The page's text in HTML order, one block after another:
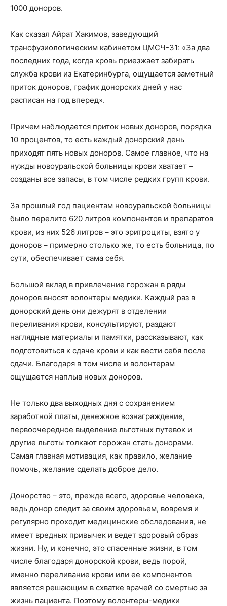
1000 доноров.
Как сказал Айрат Хакимов, заведующий
трансфузиологическим кабинетом ЦМСЧ-31: «За два
последних года, когда кровь приезжает забирать
служба крови из Екатеринбурга, ощущается заметный
приток доноров, график донорских дней у нас
расписан на год вперед».
Причем наблюдается приток новых доноров, порядка
10 процентов, то есть каждый донорский день
приходят пять новых доноров. Самое главное, что на
нужды новоуральской больницы крови хватает –
созданы все запасы, в том числе редких групп крови.
За прошлый год пациентам новоуральской больницы
было перелито 620 литров компонентов и препаратов
крови, из них 526 литров – это эритроциты, взято у
доноров – примерно столько же, то есть больница, по
сути, обеспечивает сама себя.
Большой вклад в привлечение горожан в ряды
доноров вносят волонтеры медики. Каждый раз в
донорский день они дежурят в отделении
переливания крови, консультируют, раздают
наглядные материалы и памятки, рассказывают, как
подготовиться к сдаче крови и как вести себя после
сдачи. Благодаря в том числе и волонтерам
ощущается наплыв новых доноров.
Не только два выходных дня с сохранением
заработной платы, денежное вознаграждение,
первоочередное выделение льготных путевок и
другие льготы толкают горожан стать донорами.
Самая главная мотивация, как правило, желание
помочь, желание сделать доброе дело.
Донорство – это, прежде всего, здоровье человека,
ведь донор следит за своим здоровьем, вовремя и
регулярно проходит медицинские обследования, не
имеет вредных привычек и ведет здоровый образ
жизни. Ну, и конечно, это спасенные жизни, в том
числе благодаря донорской крови, ведь порой,
именно переливание крови или ее компонентов
является решающим в схватке врачей со смертью за
жизнь пациента. Поэтому волонтеры-медики